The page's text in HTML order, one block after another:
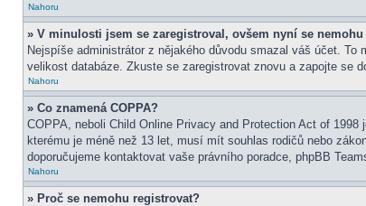
Nahoru
» V minulosti jsem se zaregistroval, ovšem nyní se
Nejspíše administrátor z nějakého důvodu smazal váš účet.
velikost databáze. Zkuste se zaregistrovat znovu a zapojte se
Nahoru
» Co znamená COPPA?
COPPA, neboli Child Online Privacy and Protection Act of
kterému je méně než 13 let, musí mít souhlas rodičů nebo
doporučujeme kontaktovat vaše právního poradce, phpBB
Nahoru
» Proč se nemohu registrovat?